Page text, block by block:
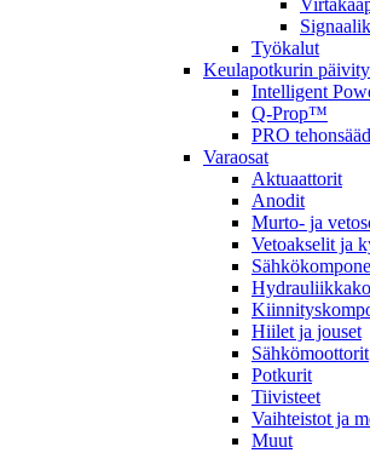
Työkalut
Keulapotkurin
Intelligent
Q-Prop™
PRO
Varaosat
Aktuaattorit
Anodit
Murto- ja
Vetoakselit ja
Hiilet ja jouset
Sähkömoottorit
Potkurit
Tiivisteet
Vaihteistot ja
Muut